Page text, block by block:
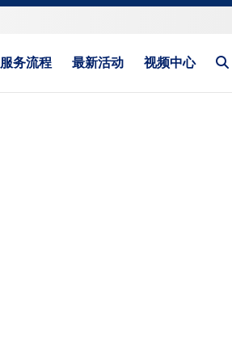
服务流程 最新活动 视频中心